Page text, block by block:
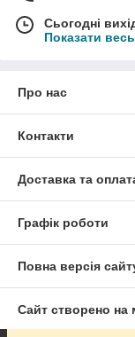
Сьогодні
Показати
Про нас
Контакти
Доставка та
Графік роботи
Повна версія
Сайт створено на